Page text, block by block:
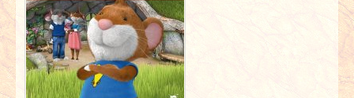
VERLOSUNGEN
INTERVIEWS
SPECIALS